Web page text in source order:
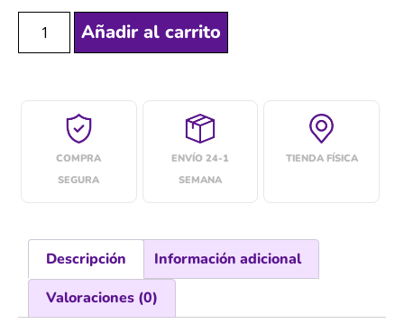
Añadir al carrito
COMPRA
SEGURA
ENVÍO 24-1
SEMANA
TIENDA FÍSICA
Descripción
Información adicional
Valoraciones (0)